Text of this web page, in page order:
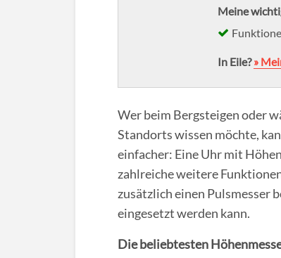
Meine
In Eile?»
Wer beim Bergsteigen oder
Standorts wissen möchte,
einfacher: Eine Uhr mit
zahlreiche weitere
zusätzlich einen Pulsmesser
eingesetzt werden kann.
Die beliebtesten